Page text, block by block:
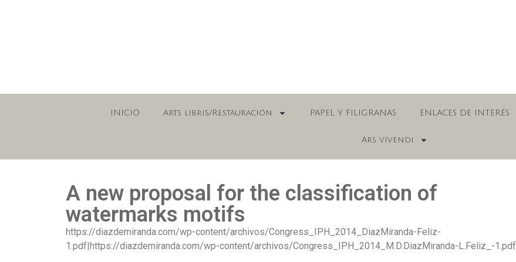
INICIO Arts libris/Restauración PAPEL Y FILIGRANAS ENLACES DE INTERÉS
Ars vivendi
A new proposal for the classification of
watermarks motifs
https://diazdemiranda.com/wp-content/archivos/Congress_IPH_2014_DiazMiranda-Feliz-
1.pdf|https://diazdemiranda.com/wp-content/archivos/Congress_IPH_2014_M.D.DiazMiranda-L.Feliz_-1.pdf